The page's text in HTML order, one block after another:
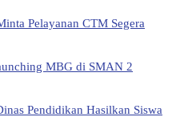
Pelayanan CTM Segera
MBG di SMAN 2
Pendidikan Hasilkan Siswa